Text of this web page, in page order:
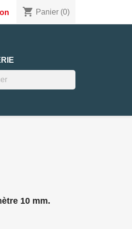
shopping_cart Panier (0)
10 mm.